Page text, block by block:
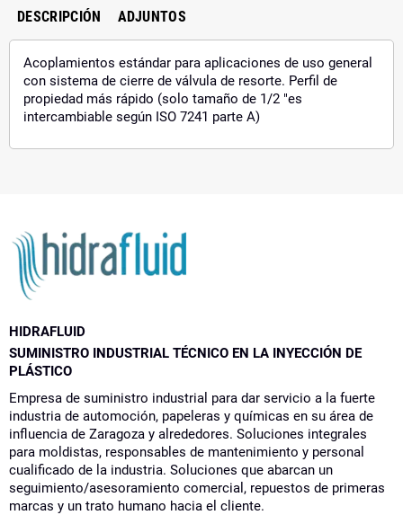
DESCRIPCIÓN ADJUNTOS
Acoplamientos estándar para aplicaciones de uso general
con sistema de cierre de válvula de resorte. Perfil de
propiedad más rápido (solo tamaño de 1/2 "es
intercambiable según ISO 7241 parte A)
HIDRAFLUID
SUMINISTRO INDUSTRIAL TÉCNICO EN LA INYECCIÓN DE
PLÁSTICO
Empresa de suministro industrial para dar servicio a la fuerte
industria de automoción, papeleras y químicas en su área de
influencia de Zaragoza y alrededores. Soluciones integrales
para moldistas, responsables de mantenimiento y personal
cualificado de la industria. Soluciones que abarcan un
seguimiento/asesoramiento comercial, repuestos de primeras
marcas y un trato humano hacia el cliente.